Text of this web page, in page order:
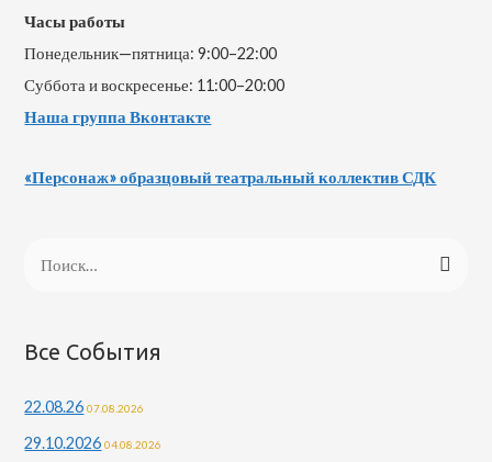
Часы работы
Понедельник—пятница: 9:00–22:00
Суббота и воскресенье: 11:00–20:00
Наша группа Вконтакте
«Персонаж» образцовый театральный коллектив СДК
Все События
22.08.26 07.08.2026
29.10.2026 04.08.2026